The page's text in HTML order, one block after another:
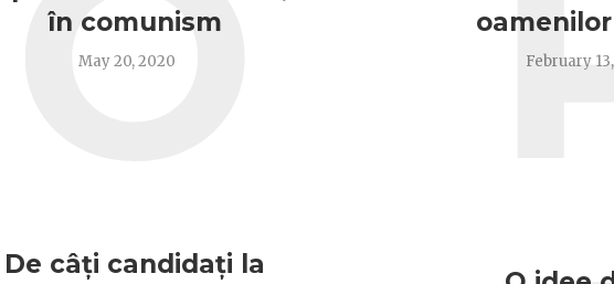
în comunism
May 20, 2020 February
De câți candidați la